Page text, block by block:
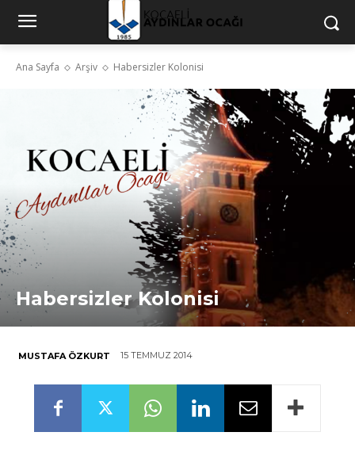
Ana Sayfa Arşiv Habersizler Kolonisi
Habersizler Kolonisi
MUSTAFA ÖZKURT 15 TEMMUZ 2014